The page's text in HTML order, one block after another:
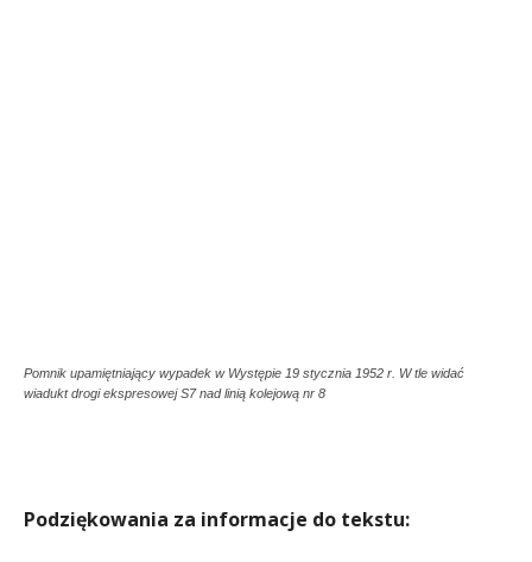
Pomnik upamiętniający wypadek w Występie 19 stycznia 1952 r. W tle widać
wiadukt drogi ekspresowej S7 nad linią kolejową nr 8
Podziękowania za informacje do tekstu: